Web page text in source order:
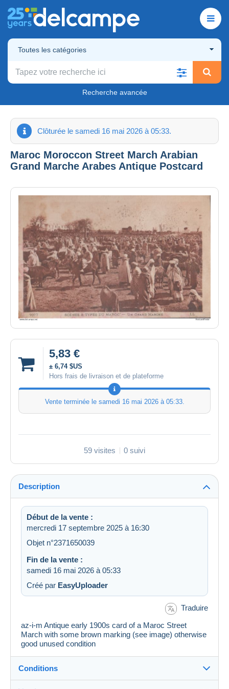
Toutes les catégories
Recherche avancée
Clôturée le samedi 16 mai 2026 à 05:33.
Maroc Moroccon Street March Arabian
Grand Marche Arabes Antique Postcard
5,83 €
± 6,74 $US
Hors frais de livraison et de plateforme
Vente terminée le samedi 16 mai 2026 à 05:33.
59 visites 0 suivi
Description
Début de la vente :
mercredi 17 septembre 2025 à 16:30
Objet n°2371650039
Fin de la vente :
samedi 16 mai 2026 à 05:33
Créé par EasyUploader
Traduire
az-i-m Antique early 1900s card of a Maroc Street
March with some brown marking (see image) otherwise
good unused condition
Conditions